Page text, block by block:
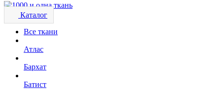
Каталог
Все ткани
Атлас
Бархат
Батист